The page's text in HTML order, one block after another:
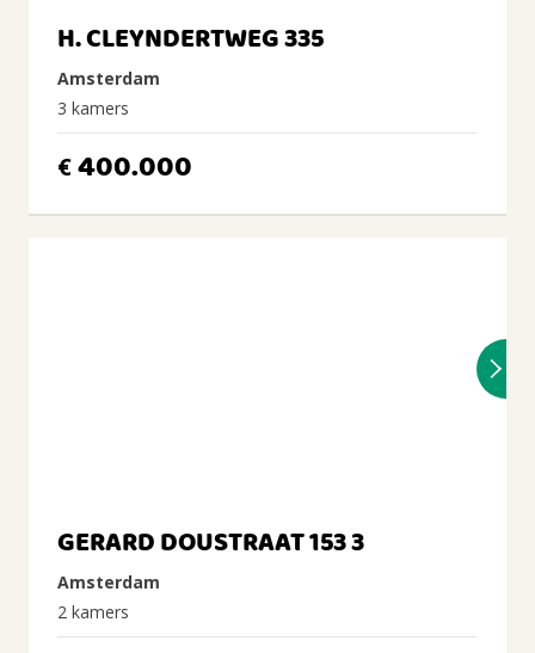
H. CLEYNDERTWEG 335
Amsterdam
3 kamers
€400.000
GERARD DOUSTRAAT 153 3
Amsterdam
2 kamers